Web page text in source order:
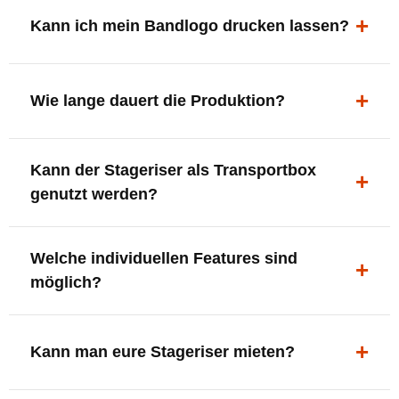
ergonomisch, sicher und gut sichtbar.
Kann ich mein Bandlogo drucken lassen?
deine Bühne, deine Marke.
Wie lange dauert die Produktion?
innerhalb Deutschlands kostenfrei.
Kann der Stageriser als Transportbox
genutzt werden?
oder Zubehör nutzen.
Welche individuellen Features sind
möglich?
XLR-Brücke / Schnittstelle
Setlist-Clip
Kann man eure Stageriser mieten?